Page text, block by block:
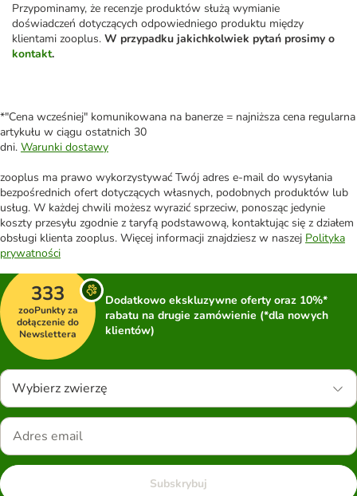
Przypominamy, że recenzje produktów służą wymianie
doświadczeń dotyczących odpowiedniego produktu między
klientami zooplus. W przypadku jakichkolwiek pytań prosimy o
kontakt.
*"Cena wcześniej" komunikowana na banerze = najniższa cena regularna
artykułu w ciągu ostatnich 30
dni. Warunki dostawy
zooplus ma prawo wykorzystywać Twój adres e-mail do wysyłania
bezpośrednich ofert dotyczących własnych, podobnych produktów lub
usług. W każdej chwili możesz wyrazić sprzeciw, ponosząc jedynie
koszty przesyłu zgodnie z taryfą podstawową, kontaktując się z działem
obsługi klienta zooplus. Więcej informacji znajdziesz w naszej Polityka
prywatności
333
zooPunkty za
dołączenie do
Newslettera
Dodatkowo ekskluzywne oferty oraz 10%*
rabatu na drugie zamówienie (*dla nowych
klientów)
Wybierz zwierzę
Subskrybuj